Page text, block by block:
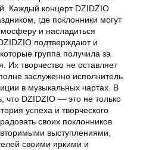
Каждый концерт DZIDZIO
где поклонники могут
и насладиться
подтверждают и
группа получила за
Их творчество не оставляет
заслуженно исполнитель
в музыкальных чартах. В
что DZIDZIO — это не только
успеха и творческого
своих поклонников
выступлениями,
своими яркими и